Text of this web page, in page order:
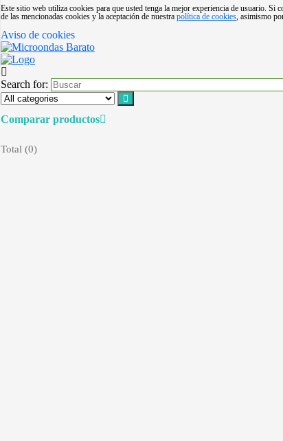
Este sitio web utiliza cookies para que usted tenga la mejor experiencia de usuario. Si
de las mencionadas cookies y la aceptación de nuestra política de cookies, asimismo
Aviso de cookies
Search for:
Comparar productos
Total (0)